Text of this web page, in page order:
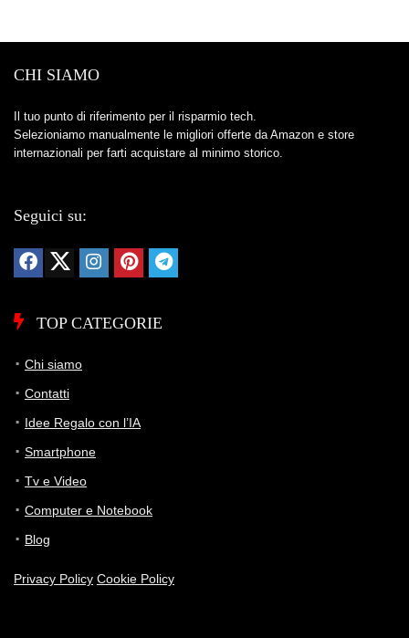
CHI SIAMO
Il tuo punto di riferimento per il risparmio tech.
Selezioniamo manualmente le migliori offerte da Amazon e store
internazionali per farti acquistare al minimo storico.
Seguici su:
TOP CATEGORIE
Chi siamo
Contatti
Idee Regalo con l’IA
Smartphone
Tv e Video
Computer e Notebook
Blog
Privacy Policy Cookie Policy